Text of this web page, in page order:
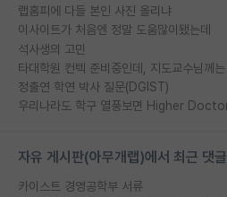
랩홈피에 다들 본인 사진 올리냐
이사이트가 처음엔 정말 도움많이됐는데
석사생의 고민
정출연 학연 박사 질문(DGIST)
자유 게시판(아무개랩)에서 최근 댓
카이스트 경영공학부 서류